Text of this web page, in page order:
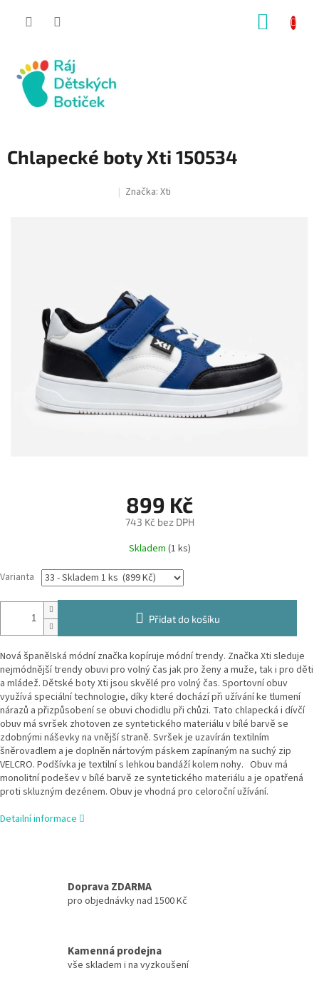
Chlapecké boty Xti 150534
Značka: Xti
899 Kč
743 Kč bez DPH
Měrná
cena:
Skladem (1 ks)
Varianta
Přidat do košíku
Nová španělská módní značka kopíruje módní trendy. Značka Xti sleduje
nejmódnější trendy obuvi pro volný čas jak pro ženy a muže, tak i pro děti
a mládež. Dětské boty Xti jsou skvělé pro volný čas. Sportovní obuv
využívá speciální technologie, díky které dochází při užívání ke tlumení
nárazů a přizpůsobení se obuvi chodidlu při chůzi. Tato chlapecká i dívčí
obuv má svršek zhotoven ze syntetického materiálu v bílé barvě se
zdobnými náševky na vnější straně. Svršek je uzavírán textilním
šněrovadlem a je doplněn nártovým páskem zapínaným na suchý zip
VELCRO. Podšívka je textilní s lehkou bandáží kolem nohy. Obuv má
monolitní podešev v bílé barvě ze syntetického materiálu a je opatřená
proti skluzným dezénem. Obuv je vhodná pro celoroční užívání.
Detailní informace
Doprava ZDARMA
pro objednávky nad 1500 Kč
Kamenná prodejna
vše skladem i na vyzkoušení